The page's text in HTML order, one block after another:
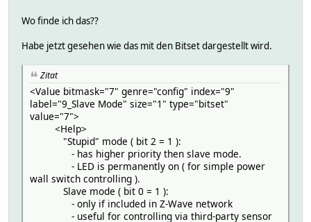
</BitSet>
Wo finde ich das??
Habe jetzt gesehen wie das mit den Bitset dargestellt wird.
Zitat
<Value bitmask="7" genre="config" index="9"
label="9_Slave Mode" size="1" type="bitset"
value="7">
<Help>
"Stupid" mode ( bit 2 = 1 ):
- has higher priority then slave mode.
- LED is permanently on ( for simple power
wall switch controlling ).
Slave mode ( bit 0 = 1 ):
- only if included in Z-Wave network
- useful for controlling via third-party sensor